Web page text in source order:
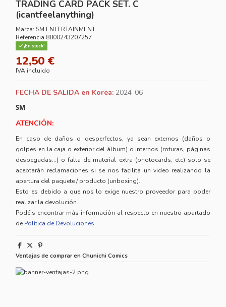
TRADING CARD PACK SET. C
(icantfeelanything)
Marca: SM ENTERTAINMENT
Referencia 8800243207257
¡En stock!
12,50 €
IVA incluido
FECHA DE SALIDA en Korea: 2024-06
SM
ATENCIÓN:
En caso de daños o desperfectos, ya sean externos (daños o
golpes en la caja o exterior del álbum) o internos (roturas, páginas
despegadas...) o falta de material extra (photocards, etc) solo se
aceptarán reclamaciones si se nos facilita un video realizando la
apertura del paquete / producto (unboxing).
Esto es debido a que nos lo exige nuestro proveedor para poder
realizar la devolución.
Podéis encontrar más información al respecto en nuestro apartado
de Política de Devoluciones
Ventajas de comprar en Chunichi Comics